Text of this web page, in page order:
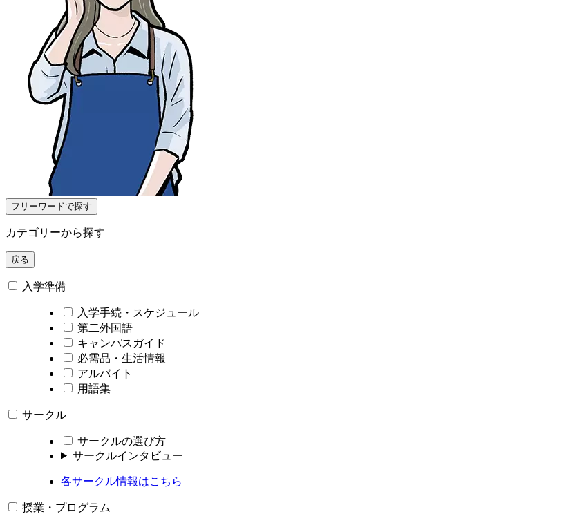
フリーワードで探す
カテゴリーから探す
戻る
入学準備
入学手続・スケジュール
第二外国語
キャンパスガイド
必需品・生活情報
アルバイト
用語集
サークル
サークルの選び方
サークルインタビュー
各サークル情報はこちら
授業・プログラム